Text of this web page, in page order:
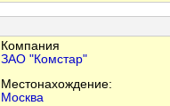
Компания
ЗАО "Комстар"
Местонахождение:
Москва